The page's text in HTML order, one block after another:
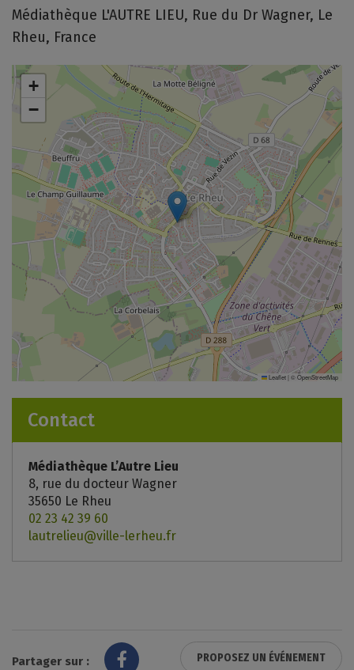
Médiathèque L'AUTRE LIEU, Rue du Dr Wagner, Le
Rheu, France
+
−
Leaflet|©OpenStreetMap
Contact
Médiathèque L’Autre Lieu
8, rue du docteur Wagner
35650 Le Rheu
02 23 42 39 60
lautrelieu@ville-lerheu.fr
PROPOSEZ UN ÉVÉNEMENT
Partager sur :